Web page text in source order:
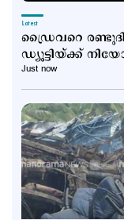
Latest
ഡ്രൈവറെ
ഡ്യൂട്ടിയ്ക്ക്
Just now